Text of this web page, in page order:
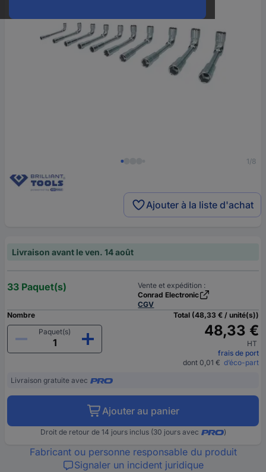
1/8
Ajouter à la liste d'achat
Livraison avant le ven. 14 août
33 Paquet(s)
Vente et expédition :
Conrad Electronic
CGV
Nombre
Paquet(s)
Total (48,33 € / unité(s))
48,33 €
HT
frais de port
dont 0,01 € d’éco-part
Livraison gratuite avec
Ajouter au panier
Droit de retour de 14 jours inclus (30 jours avec )
Fabricant ou personne responsable du produit
Signaler un incident juridique